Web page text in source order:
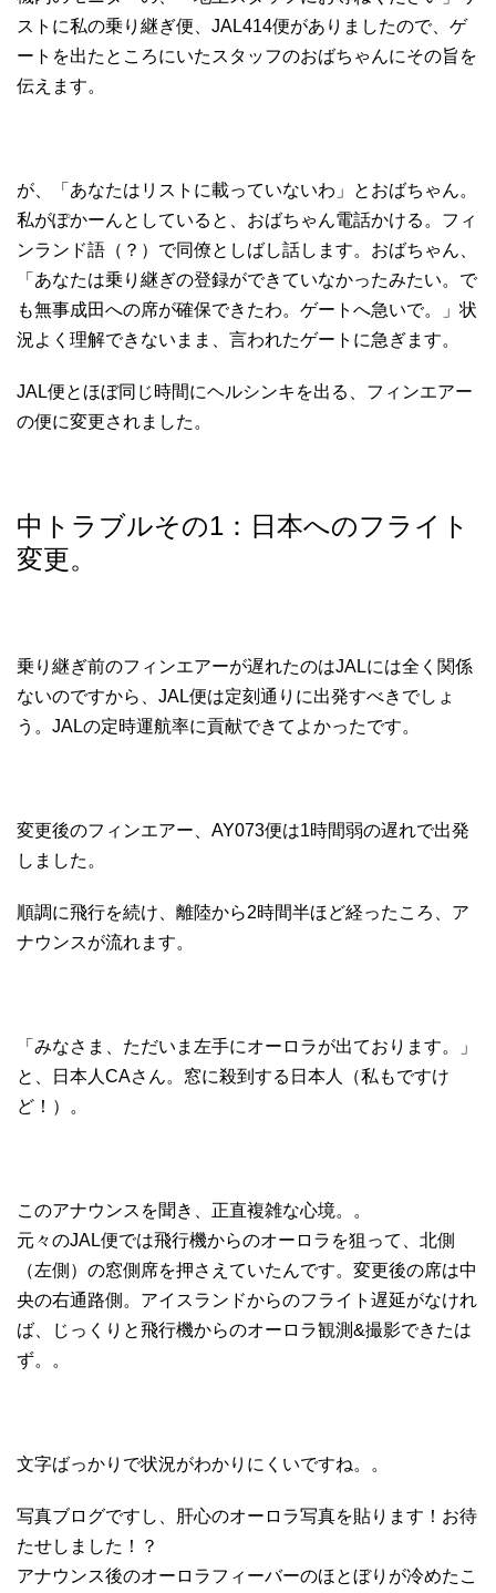
ストに私の乗り継ぎ便、JAL414便がありましたので、ゲ
ートを出たところにいたスタッフのおばちゃんにその旨を
伝えます。
が、「あなたはリストに載っていないわ」とおばちゃん。
私がぽかーんとしていると、おばちゃん電話かける。フィ
ンランド語（？）で同僚としばし話します。おばちゃん、
「あなたは乗り継ぎの登録ができていなかったみたい。で
も無事成田への席が確保できたわ。ゲートへ急いで。」状
況よく理解できないまま、言われたゲートに急ぎます。
JAL便とほぼ同じ時間にヘルシンキを出る、フィンエアー
の便に変更されました。
中トラブルその1：日本へのフライト
変更。
乗り継ぎ前のフィンエアーが遅れたのはJALには全く関係
ないのですから、JAL便は定刻通りに出発すべきでしょ
う。JALの定時運航率に貢献できてよかったです。
変更後のフィンエアー、AY073便は1時間弱の遅れで出発
しました。
順調に飛行を続け、離陸から2時間半ほど経ったころ、ア
ナウンスが流れます。
「みなさま、ただいま左手にオーロラが出ております。」
と、日本人CAさん。窓に殺到する日本人（私もですけ
ど！）。
このアナウンスを聞き、正直複雑な心境。。
元々のJAL便では飛行機からのオーロラを狙って、北側
（左側）の窓側席を押さえていたんです。変更後の席は中
央の右通路側。アイスランドからのフライト遅延がなけれ
ば、じっくりと飛行機からのオーロラ観測&撮影できたは
ず。。
文字ばっかりで状況がわかりにくいですね。。
写真ブログですし、肝心のオーロラ写真を貼ります！お待
たせしました！？
アナウンス後のオーロラフィーバーのほとぼりが冷めたこ